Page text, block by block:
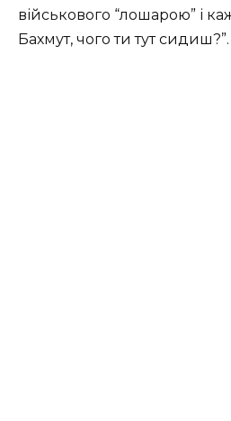
військового “лошарою” і
Бахмут, чого ти тут сидиш?”.